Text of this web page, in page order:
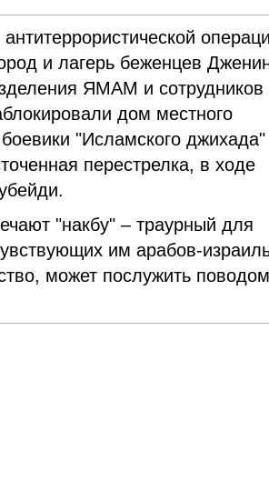
и лагерь беженцев
ЯМАМ и сотрудников
дом местного
"Исламского джихада"
перестрелка, в ходе
"накбу" – траурный для
им арабов-
может послужить